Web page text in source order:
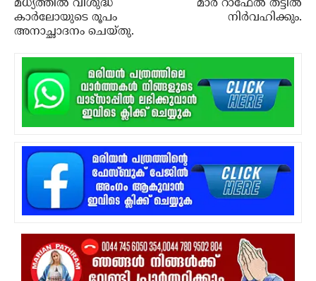
മധ്യത്തില്‍ വിശുദ്ധ
കാര്‍ലോയുടെ രൂപം
അനാച്ഛാദനം ചെയ്തു.
മാര്‍ റാഫേല്‍ തട്ടില്‍
നിര്‍വഹിക്കും.